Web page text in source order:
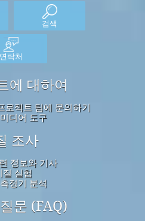
검색
연락처
에 대하여
로젝트 팀에 문의하기
디어 도구
조사
정보와 기사
질 실험
정기 분석
문 (FAQ)